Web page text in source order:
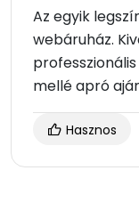
Az egyik
webáruház.
mellé apró
Hasznos